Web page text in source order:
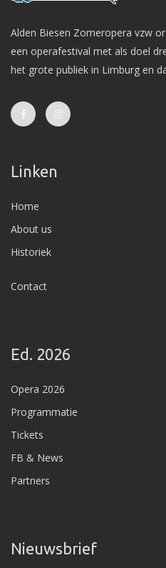
Alden Biesen Zomeropera vzw
een operafestival met als doel
het grote publiek in Limburg en
Linken
Home
About us
Historiek
Contact
Ed. 2026
Opera 2026
Programmatie
Tickets
FB & News
Partners
Nieuwsbrief